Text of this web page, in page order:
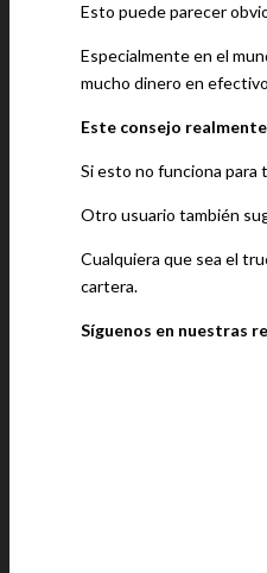
Esto puede parecer
Especialmente en el
mucho dinero en
Este consejo
Si esto no funciona para
Otro usuario también
Cualquiera que sea el
cartera.
Síguenos en nuestras